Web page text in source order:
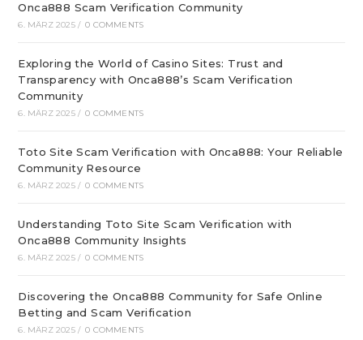
Onca888 Scam Verification Community
6. MÄRZ 2025 / 0 COMMENTS
Exploring the World of Casino Sites: Trust and
Transparency with Onca888’s Scam Verification
Community
6. MÄRZ 2025 / 0 COMMENTS
Toto Site Scam Verification with Onca888: Your Reliable
Community Resource
6. MÄRZ 2025 / 0 COMMENTS
Understanding Toto Site Scam Verification with
Onca888 Community Insights
6. MÄRZ 2025 / 0 COMMENTS
Discovering the Onca888 Community for Safe Online
Betting and Scam Verification
6. MÄRZ 2025 / 0 COMMENTS